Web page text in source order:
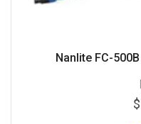
Nanlite FC-
$